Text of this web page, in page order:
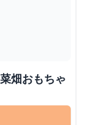
畑おもちゃ